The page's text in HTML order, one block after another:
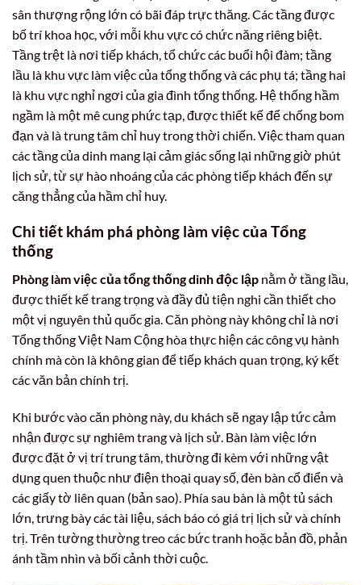
sân thượng rộng lớn có bãi đáp trực thăng. Các tầng được
bố trí khoa học, với mỗi khu vực có chức năng riêng biệt.
Tầng trệt là nơi tiếp khách, tổ chức các buổi hội đàm; tầng
lầu là khu vực làm việc của tổng thống và các phụ tá; tầng hai
là khu vực nghỉ ngơi của gia đình tổng thống. Hệ thống hầm
ngầm là một mê cung phức tạp, được thiết kế để chống bom
đạn và là trung tâm chỉ huy trong thời chiến. Việc tham quan
các tầng của dinh mang lại cảm giác sống lại những giờ phút
lịch sử, từ sự hào nhoáng của các phòng tiếp khách đến sự
căng thẳng của hầm chỉ huy.
Chi tiết khám phá phòng làm việc của Tổng
thống
Phòng làm việc của tổng thống dinh độc lập nằm ở tầng lầu,
được thiết kế trang trọng và đầy đủ tiện nghi cần thiết cho
một vị nguyên thủ quốc gia. Căn phòng này không chỉ là nơi
Tổng thống Việt Nam Cộng hòa thực hiện các công vụ hành
chính mà còn là không gian để tiếp khách quan trọng, ký kết
các văn bản chính trị.
Khi bước vào căn phòng này, du khách sẽ ngay lập tức cảm
nhận được sự nghiêm trang và lịch sử. Bàn làm việc lớn
được đặt ở vị trí trung tâm, thường đi kèm với những vật
dụng quen thuộc như điện thoại quay số, đèn bàn cổ điển và
các giấy tờ liên quan (bản sao). Phía sau bàn là một tủ sách
lớn, trưng bày các tài liệu, sách báo có giá trị lịch sử và chính
trị. Trên tường thường treo các bức tranh hoặc bản đồ, phản
ánh tầm nhìn và bối cảnh thời cuộc.